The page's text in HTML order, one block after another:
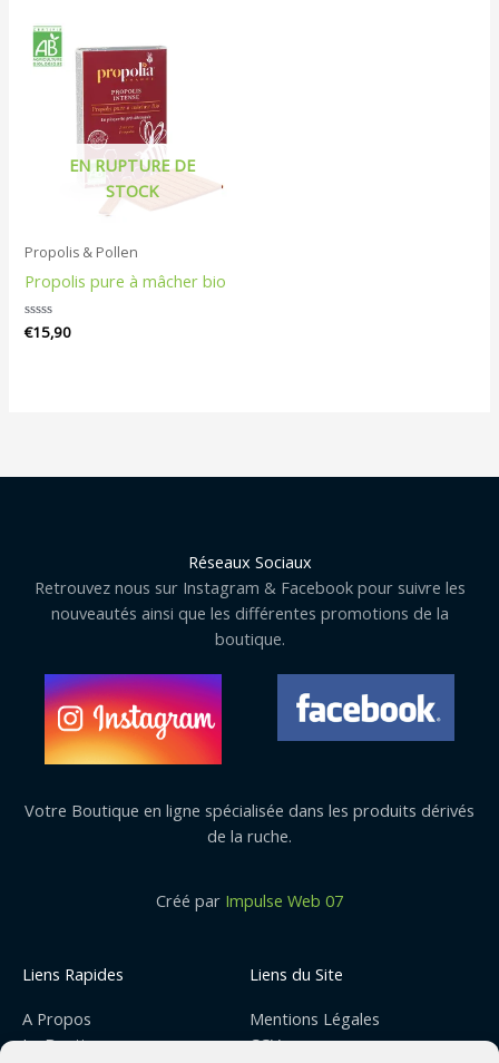
EN RUPTURE DE
STOCK
Propolis & Pollen
Propolis pure à mâcher bio
Note
€15,90
Réseaux Sociaux
Retrouvez nous sur Instagram & Facebook pour suivre les
nouveautés ainsi que les différentes promotions de la
boutique.
Votre Boutique en ligne spécialisée dans les produits dérivés
de la ruche.
Créé par Impulse Web 07
Liens Rapides
A Propos
La Boutique
Liens du Site
Mentions Légales
CGV